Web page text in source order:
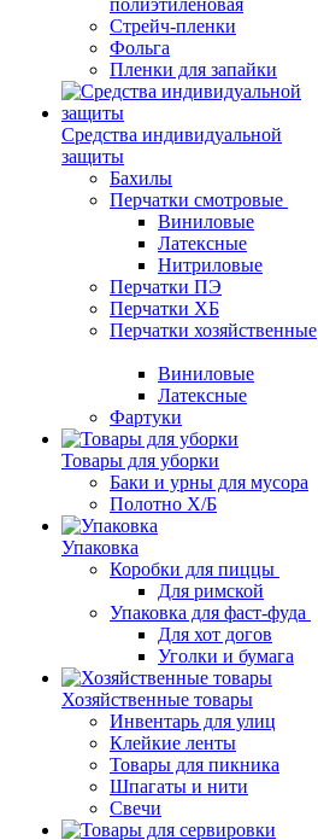
полиэтиленовая
Стрейч-пленки
Фольга
Пленки для запайки
Средства индивидуальной
защиты
Бахилы
Перчатки смотровые
Виниловые
Латексные
Нитриловые
Перчатки ПЭ
Перчатки ХБ
Перчатки хозяйственные
Виниловые
Латексные
Фартуки
Товары для уборки
Баки и урны для мусора
Полотно Х/Б
Упаковка
Коробки для пиццы
Для римской
Упаковка для фаст-фуда
Для хот догов
Уголки и бумага
Хозяйственные товары
Инвентарь для улиц
Клейкие ленты
Товары для пикника
Шпагаты и нити
Свечи